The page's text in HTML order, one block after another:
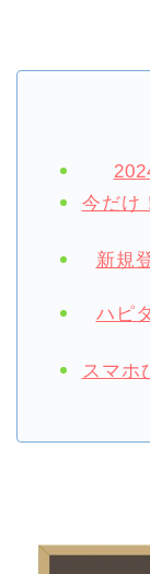
今だけ
新規
ハピ
スマホ